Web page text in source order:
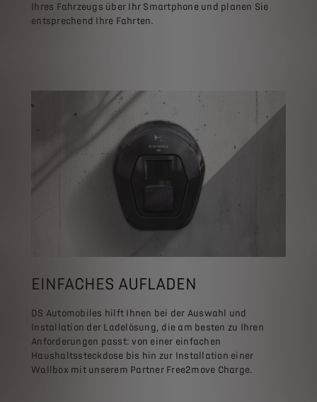
Ihres Fahrzeugs über Ihr Smartphone und planen Sie
entsprechend Ihre Fahrten.
EINFACHES AUFLADEN
DS Automobiles hilft Ihnen bei der Auswahl und
Installation der Ladelösung, die am besten zu Ihren
Anforderungen passt: von einer einfachen
Haushaltssteckdose bis hin zur Installation einer
Wallbox mit unserem Partner Free2move Charge.